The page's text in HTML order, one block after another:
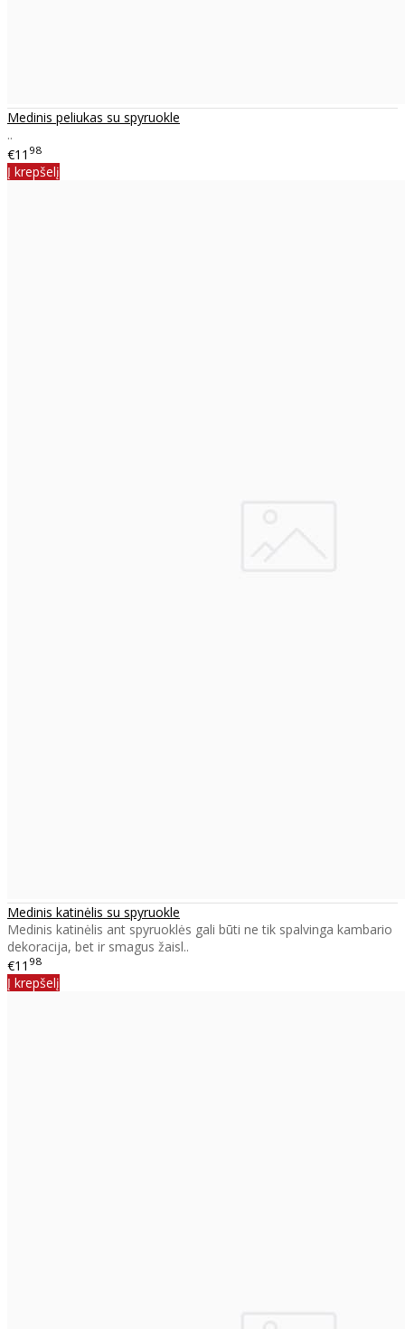
Medinis peliukas su spyruokle
..
€11 98
Į krepšelį
Medinis katinėlis su spyruokle
Medinis katinėlis ant spyruoklės gali būti ne tik spalvinga kambario
dekoracija, bet ir smagus žaisl..
€11 98
Į krepšelį